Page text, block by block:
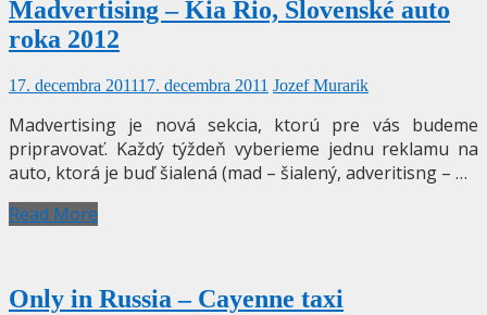
Madvertising – Kia Rio, Slovenské auto
roka 2012
17. decembra 201117. decembra 2011 Jozef Murarik
Madvertising je nová sekcia, ktorú pre vás budeme
pripravovať. Každý týždeň vyberieme jednu reklamu na
auto, ktorá je buď šialená (mad – šialený, adveritisng – …
Read More
Only in Russia – Cayenne taxi